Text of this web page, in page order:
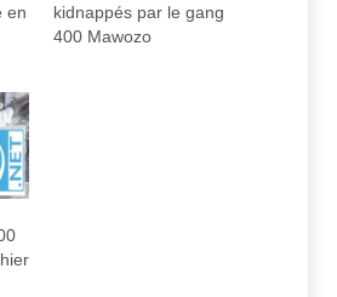
en
kidnappés par le gang
400 Mawozo